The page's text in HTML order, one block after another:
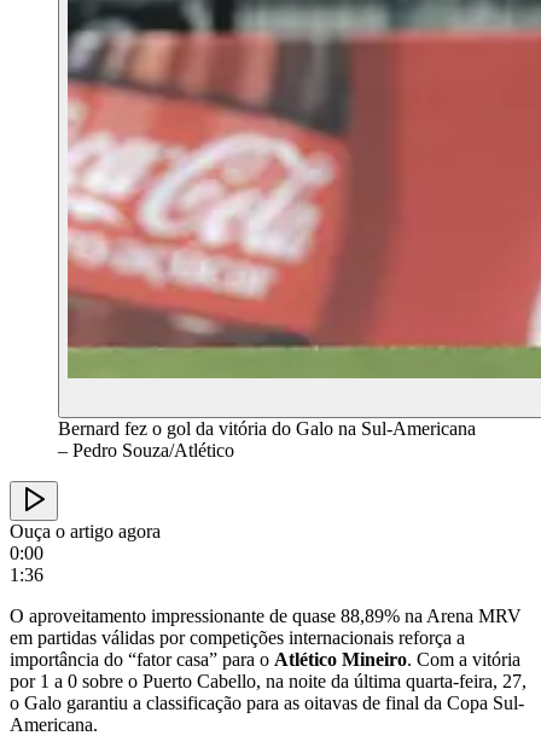
Bernard fez o gol da vitória do Galo na Sul-Americana
– Pedro Souza/Atlético
Ouça o artigo agora
0:00
1:36
O aproveitamento impressionante de quase 88,89% na Arena MRV
em partidas válidas por competições internacionais reforça a
importância do “fator casa” para o Atlético Mineiro. Com a vitória
por 1 a 0 sobre o Puerto Cabello, na noite da última quarta-feira, 27,
o Galo garantiu a classificação para as oitavas de final da Copa Sul-
Americana.